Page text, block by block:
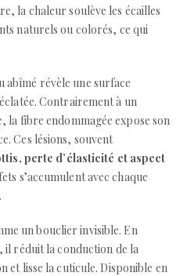
la chaleur soulève les écailles
naturels ou colorés, ce qui
abîmé révèle une surface
Contrairement à un
la fibre endommagée expose son
Ces lésions, souvent
perte d’élasticité et aspect
s’accumulent avec chaque
un bouclier invisible. En
réduit la conduction de la
et lisse la cuticule. Disponible en